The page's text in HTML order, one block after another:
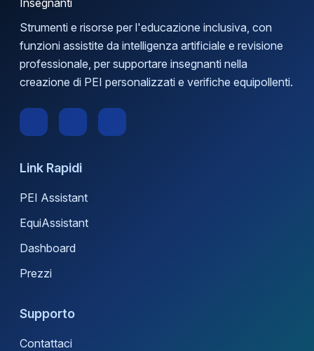
Strumenti e risorse per l'educazione inclusiva, con
funzioni assistite da intelligenza artificiale e revisione
professionale, per supportare insegnanti nella
creazione di PEI personalizzati e verifiche equipollenti.
Link Rapidi
PEI Assistant
EquiAssistant
Dashboard
Prezzi
Supporto
Contattaci